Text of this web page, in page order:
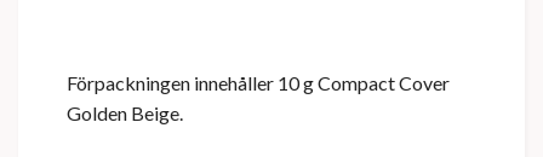
Förpackningen innehåller 10 g Compact Cover
Golden Beige.